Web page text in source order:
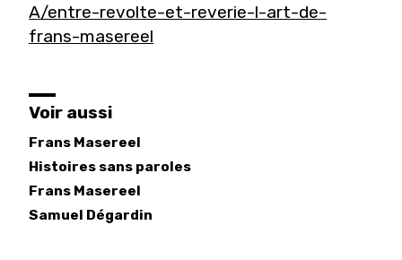
A/entre-revolte-et-reverie-l-art-de-
frans-masereel
Voir aussi
Frans Masereel
Histoires sans paroles
Frans Masereel
Samuel Dégardin